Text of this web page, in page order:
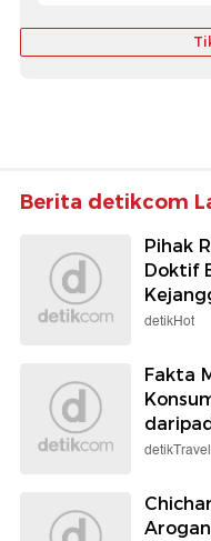
Berita detikcom
Pihak
Doktif
detikHot
Fakta
detikTravel